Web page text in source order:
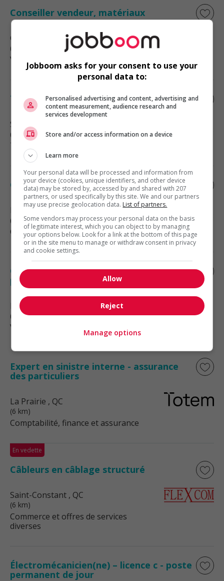
Conseiller vendeur, matériaux
Candiac
(0 km)
Vente, achat et service à la clientèle
Technicien informatique niveau 2/3
Saint-Philippe
(3 km)
Technologies et médias numériques
Controleur financier usine
Delson , QC
(3 km)
Comptabilité, finance et assurance
Conseiller(ère) en succursale - temps
partiel ( pleine disponibilité) - delson (2)
Delson
(3 km)
Vente, achat et service à la clientèle
Expert en sinistre interne - assurance
des particuliers
La Prairie , QC
(6 km)
Comptabilité, finance et assurance
En vedette
Câbleurs en câblage structuré
Saint-Constant , QC
(6 km)
Commerce et offres de services
diverses
Électromécanicien(ne) – licence c - poste
permanent de jour
Jobboom asks for your consent to use your
personal data to:
Personalised advertising and content, advertising and
content measurement, audience research and
services development
Store and/or access information on a device
Learn more
Your personal data will be processed and information from
your device (cookies, unique identifiers, and other device
data) may be stored by, accessed by and shared with 207
partners, or used specifically by this site. We and our partners
may use precise geolocation data. List of partners.
Some vendors may process your personal data on the basis
of legitimate interest, which you can object to by managing
your options below. Look for a link at the bottom of this page
or in the site menu to manage or withdraw consent in privacy
and cookie settings.
Allow
Reject
Manage options